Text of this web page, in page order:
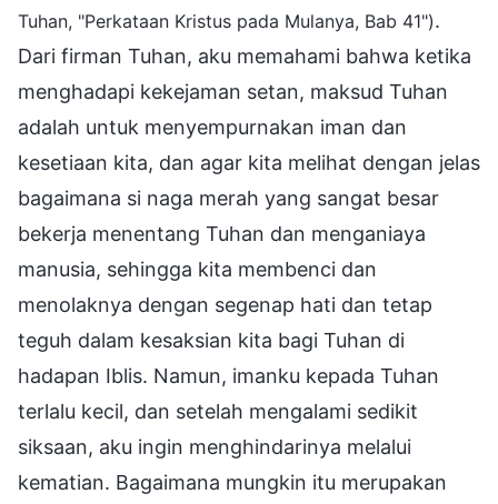
Tuhan, "Perkataan Kristus pada Mulanya, Bab 41").
Dari firman Tuhan, aku memahami bahwa ketika
menghadapi kekejaman setan, maksud Tuhan
adalah untuk menyempurnakan iman dan
kesetiaan kita, dan agar kita melihat dengan jelas
bagaimana si naga merah yang sangat besar
bekerja menentang Tuhan dan menganiaya
manusia, sehingga kita membenci dan
menolaknya dengan segenap hati dan tetap
teguh dalam kesaksian kita bagi Tuhan di
hadapan Iblis. Namun, imanku kepada Tuhan
terlalu kecil, dan setelah mengalami sedikit
siksaan, aku ingin menghindarinya melalui
kematian. Bagaimana mungkin itu merupakan